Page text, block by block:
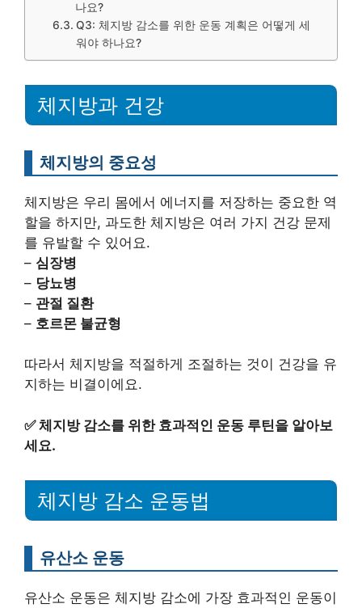
나요?
Q3: 체지방 감소를 위한 운동 계획은 어떻게 세
워야 하나요?
체지방과 건강
체지방의 중요성
체지방은 우리 몸에서 에너지를 저장하는 중요한 역
할을 하지만, 과도한 체지방은 여러 가지 건강 문제
를 유발할 수 있어요.
– 심장병
– 당뇨병
– 관절 질환
– 호르몬 불균형
따라서 체지방을 적절하게 조절하는 것이 건강을 유
지하는 비결이에요.
✅체지방 감소를 위한 효과적인 운동 루틴을 알아보
세요.
체지방 감소 운동법
유산소 운동
유산소 운동은 체지방 감소에 가장 효과적인 운동이